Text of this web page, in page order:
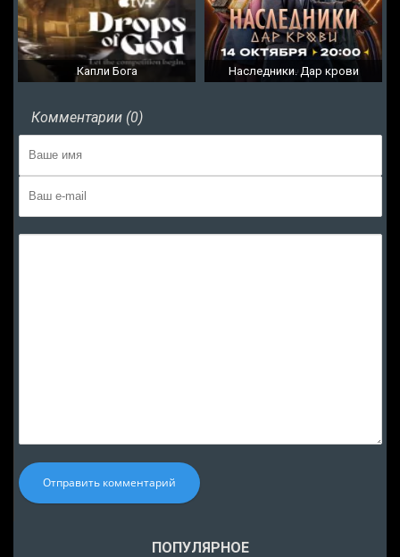
Капли Бога Наследники. Дар крови
Комментарии (0)
Отправить комментарий
ПОПУЛЯРНОЕ